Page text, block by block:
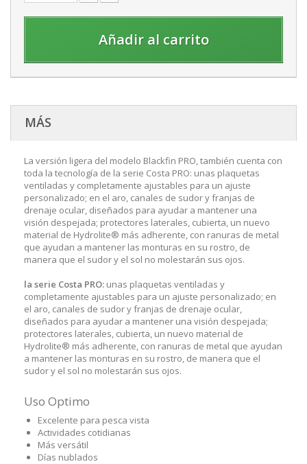
Añadir al carrito
MÁS
La versión ligera del modelo Blackfin PRO, también cuenta con
toda la tecnología de la serie Costa PRO: unas plaquetas
ventiladas y completamente ajustables para un ajuste
personalizado; en el aro, canales de sudor y franjas de
drenaje ocular, diseñados para ayudar a mantener una
visión despejada; protectores laterales, cubierta, un nuevo
material de Hydrolite® más adherente, con ranuras de metal
que ayudan a mantener las monturas en su rostro, de
manera que el sudor y el sol no molestarán sus ojos.
la serie Costa PRO: unas plaquetas ventiladas y
completamente ajustables para un ajuste personalizado; en
el aro, canales de sudor y franjas de drenaje ocular,
diseñados para ayudar a mantener una visión despejada;
protectores laterales, cubierta, un nuevo material de
Hydrolite® más adherente, con ranuras de metal que ayudan
a mantener las monturas en su rostro, de manera que el
sudor y el sol no molestarán sus ojos.
Uso Optimo
Excelente para pesca vista
Actividades cotidianas
Más versátil
Días nublados